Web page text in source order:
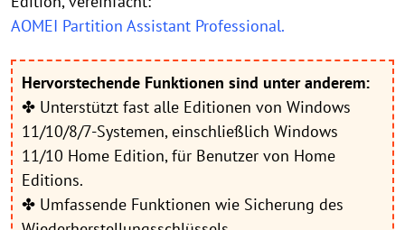
AOMEI Partition Assistant Professional.
Hervorstechende Funktionen sind unter anderem:
✤ Unterstützt fast alle Editionen von Windows
11/10/8/7-Systemen, einschließlich Windows
11/10 Home Edition, für Benutzer von Home
Editions.
✤ Umfassende Funktionen wie Sicherung des